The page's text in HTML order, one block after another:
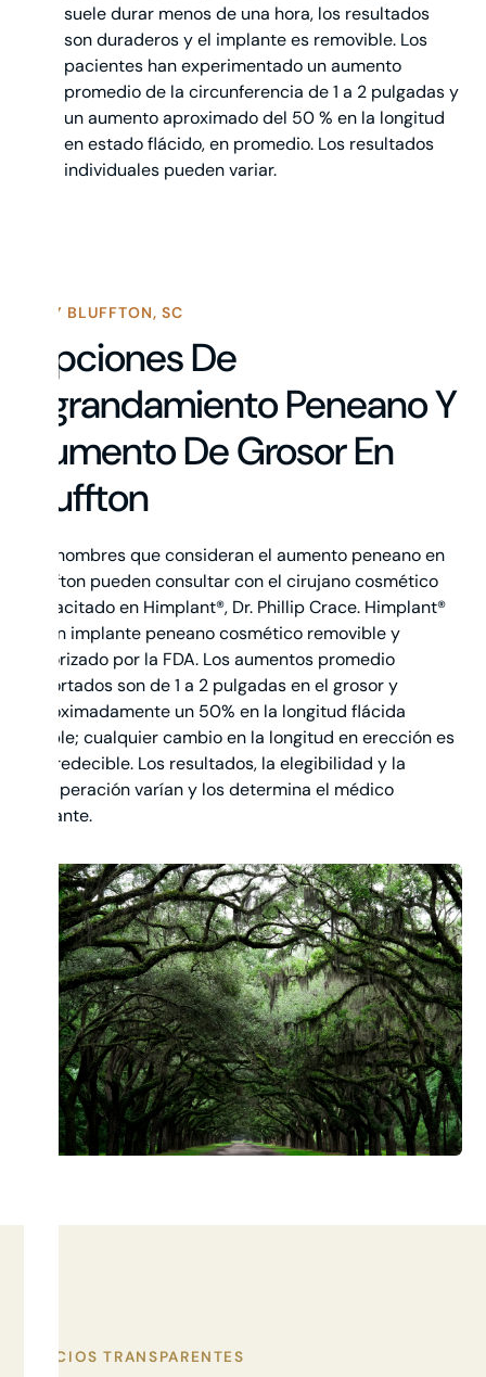
suele durar menos de una hora, los resultados
son duraderos y el implante es removible. Los
pacientes han experimentado un aumento
promedio de la circunferencia de 1 a 2 pulgadas y
un aumento aproximado del 50 % en la longitud
en estado flácido, en promedio. Los resultados
individuales pueden variar.
WHY BLUFFTON, SC
Opciones De
Agrandamiento Peneano Y
Aumento De Grosor En
Bluffton
Los hombres que consideran el aumento peneano en
Bluffton pueden consultar con el cirujano cosmético
capacitado en Himplant®, Dr. Phillip Crace. Himplant®
es un implante peneano cosmético removible y
autorizado por la FDA. Los aumentos promedio
reportados son de 1 a 2 pulgadas en el grosor y
aproximadamente un 50% en la longitud flácida
visible; cualquier cambio en la longitud en erección es
impredecible. Los resultados, la elegibilidad y la
recuperación varían y los determina el médico
tratante.
PRECIOS TRANSPARENTES